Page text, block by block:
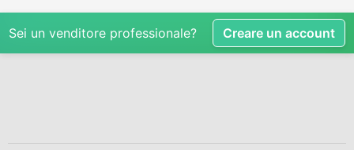
Sei un venditore professionale? Creare un account